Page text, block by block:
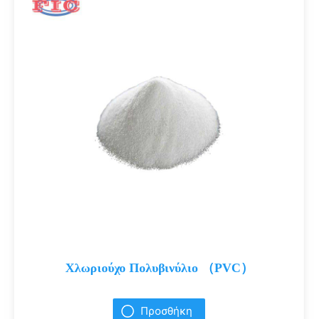
Χλωριούχο Πολυβινύλιο （PVC）
Προσθήκη